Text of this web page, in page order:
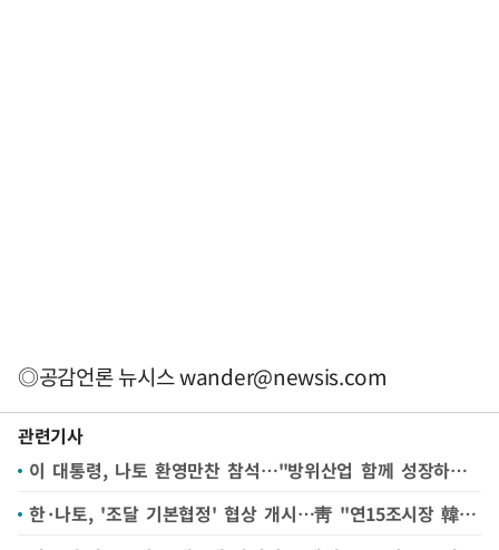
◎공감언론 뉴시스wander@newsis.com
관련기사
이 대통령, 나토 환영만찬 참석…"방위산업 함께 성장하는 길 열어야"
한·나토, '조달 기본협정' 협상 개시…靑 "연15조시장 韓기업 참여 기반 마련"